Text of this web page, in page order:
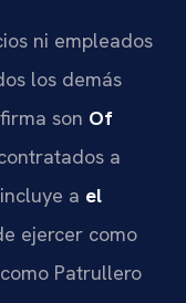
ni empleados
los demás
son Of
a
a el
ejercer como
Patrullero